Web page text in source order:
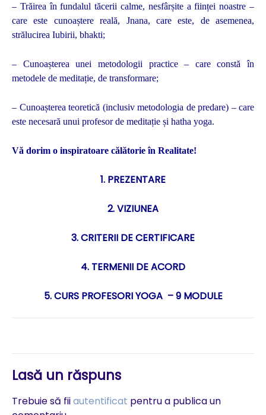
– Trăirea în fundalul tăcerii calme, nesfârșite a ființei noastre –
care este cunoaștere reală, Jnana, care este, de asemenea,
strălucirea Iubirii, bhakti;
– Cunoașterea unei metodologii practice – care constă în
metodele de meditație, de transformare;
– Cunoașterea teoretică (inclusiv metodologia de predare) – care
este necesară unui profesor de meditație și hatha yoga.
Vă dorim o inspiratoare călătorie în Realitate!
1. PREZENTARE
2. VIZIUNEA
3. CRITERII DE CERTIFICARE
4. TERMENII DE ACORD
5. CURS PROFESORI YOGA – 9 MODULE
Lasă un răspuns
Trebuie să fiiautentificat pentru a publica un